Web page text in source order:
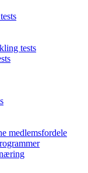
tests
medlemsfordele